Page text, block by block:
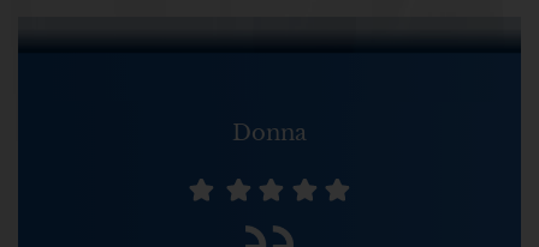
Asalto y Agresión
Agresión
Donna
Audiencias de Detención